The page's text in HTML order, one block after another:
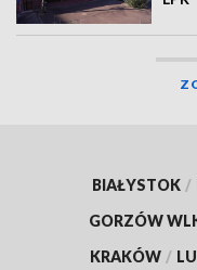
BIAŁYSTOK /
GORZÓW
KRAKÓW /